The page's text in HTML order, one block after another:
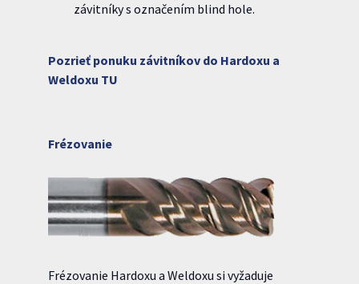
závitníky s označením blind hole.
Pozrieť ponuku závitníkov do Hardoxu a
Weldoxu TU
Frézovanie
Frézovanie Hardoxu a Weldoxu si vyžaduje